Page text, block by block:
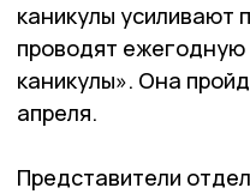
каникулы усиливают
проводят
каникулы». Она
апреля.
Представители